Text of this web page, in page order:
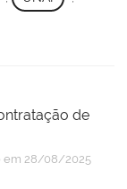
de
em 28/08/2025